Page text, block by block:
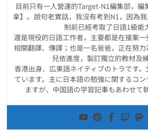
目前只有一人營運的Target-N1編集部，編
拿】。說句老實話，我沒有考到N1，因為
制前已經考取了日語1級能
還是現役的日語工作者，主要都是在接案
相關翻譯、傳譯；也是一名爸爸，正在努
兒依進度，製訂獨立的教材及練
香港出身、広東語ネイティブのトラです
ています。主に日本語の勉強に関するコ
ますが、中国語の学習記事もあわせて